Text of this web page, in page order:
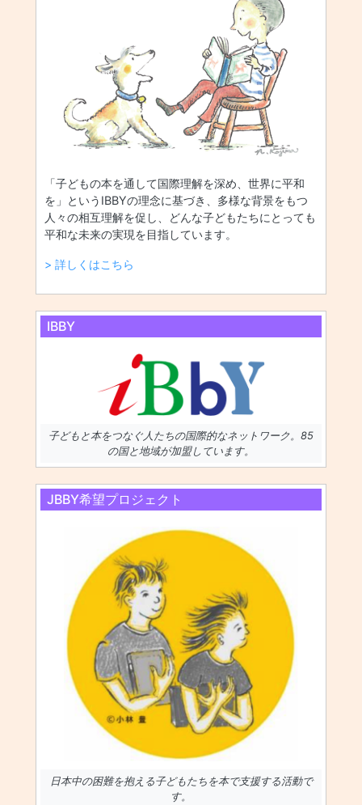
「子どもの本を通して国際理解を深め、世界に平和
を」というIBBYの理念に基づき、多様な背景をもつ
人々の相互理解を促し、どんな子どもたちにとっても
平和な未来の実現を目指しています。
> 詳しくはこちら
IBBY
子どもと本をつなぐ人たちの国際的なネットワーク。85
の国と地域が加盟しています。
JBBY希望プロジェクト
日本中の困難を抱える子どもたちを本で支援する活動で
す。